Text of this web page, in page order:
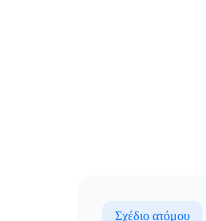
Σχέδιο ατόμου